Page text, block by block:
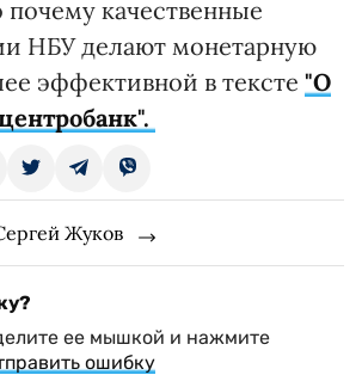
качественные
НБУ делают монетарную
эффективной в тексте "О
Жуков
ее мышкой и нажмите
ошибку